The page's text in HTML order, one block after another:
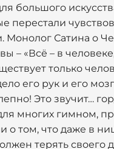
большого
перестали
Сатина о
– «Всё – в
только
его рук и его
Это звучит…
многих гимном,
о том, что даже в
терять своего